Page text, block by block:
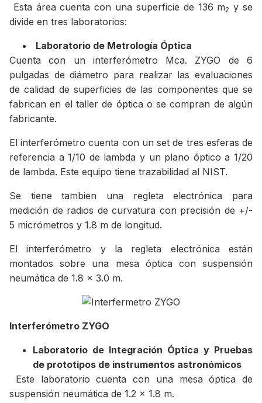
Esta área cuenta con una superficie de 136 m2 y se
divide en tres laboratorios:
Laboratorio de Metrología Óptica
Cuenta con un interferómetro Mca. ZYGO de 6
pulgadas de diámetro para realizar las evaluaciones
de calidad de superficies de las componentes que se
fabrican en el taller de óptica o se compran de algún
fabricante.
El interferómetro cuenta con un set de tres esferas de
referencia a 1/10 de lambda y un plano óptico a 1/20
de lambda. Este equipo tiene trazabilidad al NIST.
Se tiene tambien una regleta electrónica para
medición de radios de curvatura con precisión de +/-
5 micrómetros y 1.8 m de longitud.
El interferómetro y la regleta electrónica están
montados sobre una mesa óptica con suspensión
neumática de 1.8 x 3.0 m.
Interferómetro ZYGO
Laboratorio de Integración Óptica y Pruebas
de prototipos de instrumentos astronómicos
Este laboratorio cuenta con una mesa óptica de
suspensión neumática de 1.2 x 1.8 m.